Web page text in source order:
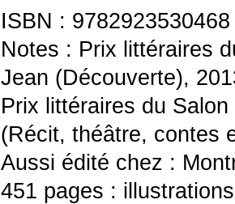
ISBN : 9782923530468
Notes : Prix littéraires
Jean (Découverte),
Prix littéraires du
(Récit, théâtre, contes
Aussi édité chez :
451 pages :